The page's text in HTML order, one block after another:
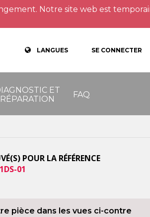
Notre site web est
LANGUES SE CONNECTER
ET
RÉPARATION
FAQ
POUR LA RÉFÉRENCE
01
pièce dans les vues ci-contre